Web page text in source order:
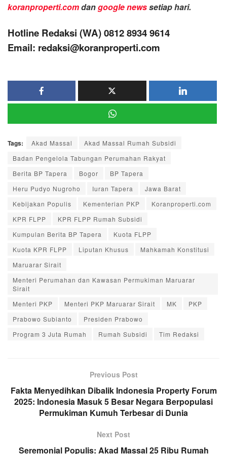
koranproperti.comdangoogle newssetiap hari.
Hotline Redaksi (WA) 0812 8934 9614
Email: redaksi@koranproperti.com
Tags: Akad Massal
Akad Massal Rumah Subsidi
Badan Pengelola Tabungan Perumahan Rakyat
Berita BP Tapera
Bogor
BP Tapera
Heru Pudyo Nugroho
Iuran Tapera
Jawa Barat
Kebijakan Populis
Kementerian PKP
Koranproperti.com
KPR FLPP
KPR FLPP Rumah Subsidi
Kumpulan Berita BP Tapera
Kuota FLPP
Kuota KPR FLPP
Liputan Khusus
Mahkamah Konstitusi
Maruarar Sirait
Menteri Perumahan dan Kawasan Permukiman Maruarar
Sirait
Menteri PKP
Menteri PKP Maruarar Sirait MK
PKP
Prabowo Subianto
Presiden Prabowo
Program 3 Juta Rumah
Rumah Subsidi Tim Redaksi
Previous Post
Fakta Menyedihkan Dibalik Indonesia Property Forum
2025: Indonesia Masuk 5 Besar Negara Berpopulasi
Permukiman Kumuh Terbesar di Dunia
Next Post
Seremonial Populis: Akad Massal 25 Ribu Rumah